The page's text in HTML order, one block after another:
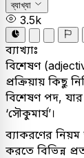
ব্যাখ্যা
3.5k
ব্যাখ্যাঃ
বিশেষণ
প্রক্রিয়ায় কিছু
বিশেষণ পদ,
‘সৌকুমার্য’।
ব্যাকরণের
করতে বিভিন্ন